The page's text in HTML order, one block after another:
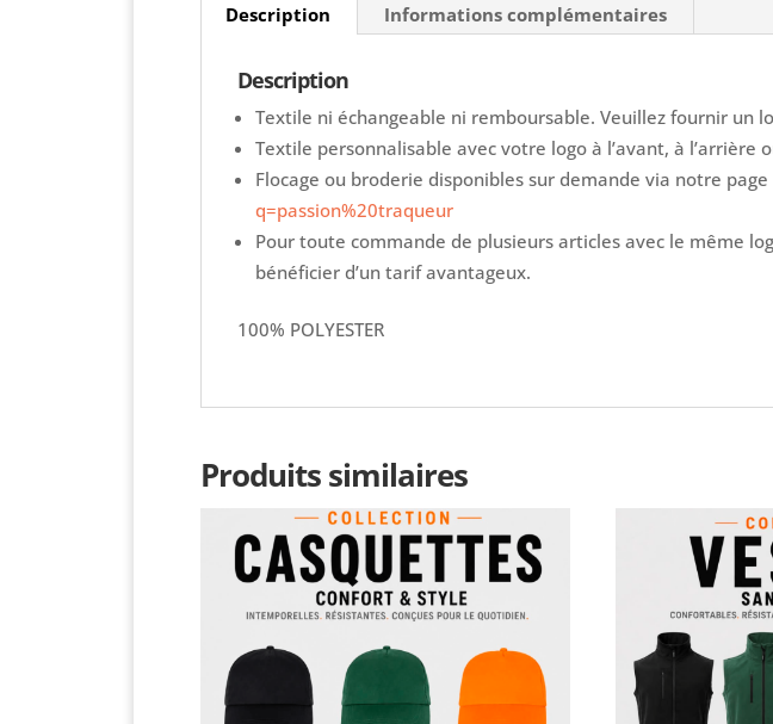
Description Informations complémentaires
Description
Textile ni échangeable ni remboursable. Veuillez fournir un
Textile personnalisable avec votre logo à l’avant, à l’arrière
Flocage ou broderie disponibles sur demande via notre
q=passion%20traqueur
Pour toute commande de plusieurs articles avec le même
bénéficier d’un tarif avantageux.
100% POLYESTER
Produits similaires